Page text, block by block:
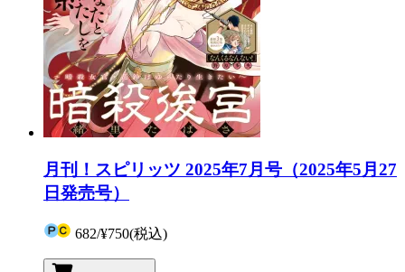
月刊！スピリッツ 2025年7月号（2025年5月27
日発売号）
682/¥750(税込)